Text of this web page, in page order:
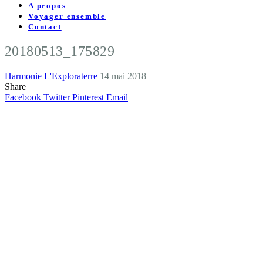
A propos
Voyager ensemble
Contact
20180513_175829
Harmonie L'Exploraterre 14 mai 2018
Share
Facebook Twitter Pinterest Email